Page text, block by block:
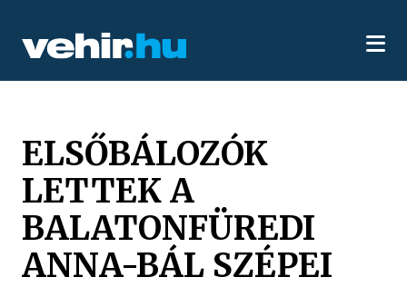
ELSŐBÁLOZÓK
LETTEK A
BALATONFÜREDI
ANNA-BÁL SZÉPEI